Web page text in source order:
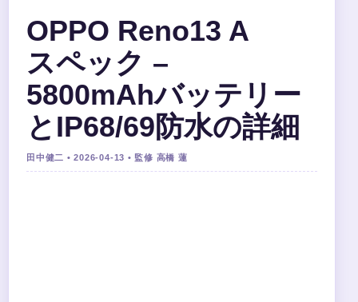
OPPO Reno13 A
スペック –
5800mAhバッテリー
とIP68/69防水の詳細
田中健二 • 2026-04-13 • 監修 高橋 蓮